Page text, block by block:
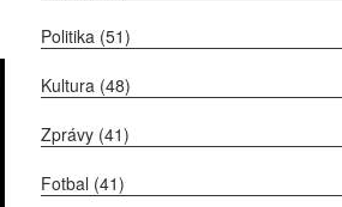
Politika (51)
Kultura (48)
Zprávy (41)
Fotbal (41)